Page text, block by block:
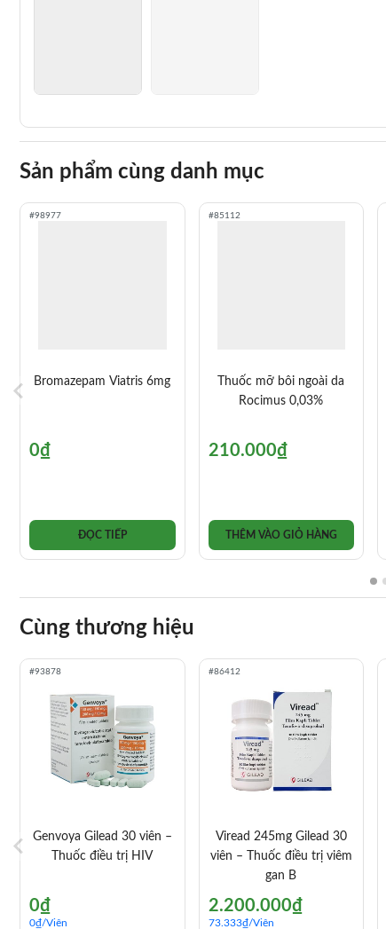
Sản phẩm cùng danh mục
#98977
Bromazepam Viatris 6mg
0₫
ĐỌC TIẾP
#85112
Thuốc mỡ bôi ngoài da
Rocimus 0,03%
210.000₫
THÊM VÀO GIỎ HÀNG
Cùng thương hiệu
#93878
Genvoya Gilead 30 viên –
Thuốc điều trị HIV
0₫
0₫/Viên
#86412
Viread 245mg Gilead 30
viên – Thuốc điều trị viêm
gan B
2.200.000₫
73.333₫/Viên